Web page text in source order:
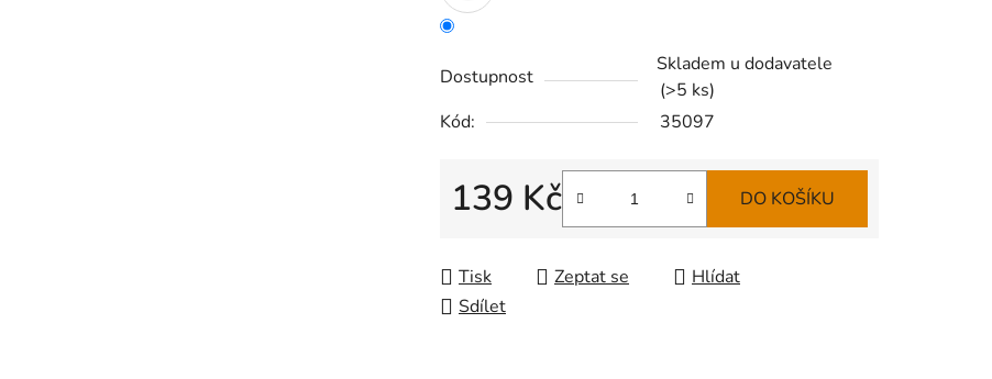
Dostupnost
Skladem u dodavatele
(>5 ks)
Kód:
35097
139 Kč DO KOŠÍKU
Tisk Zeptat se
Hlídat
Sdílet